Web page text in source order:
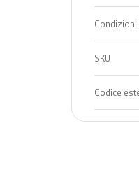
Condizioni
SKU
Codice